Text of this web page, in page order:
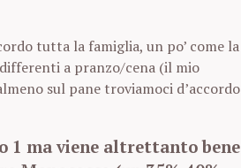
tutta la famiglia, un po’ come la
a pranzo/cena (il mio
sul pane troviamoci d’accordo
1 ma viene altrettanto bene